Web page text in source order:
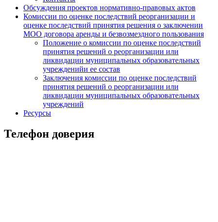
Обсуждения проектов нормативно-правовых актов
Комиссии по оценке последствий реорганизации и
оценке последствий принятия решения о заключении
МОО договора аренды и безвозмездного пользования
Положение о комиссии по оценке последствий
принятия решений о реорганизации или
ликвидации муниципальных образовательных
учрежденийи ее состав
Заключения комиссии по оценке последствий
принятия решений о реорганизации или
ликвидации муниципальных образовательных
учреждений
Ресурсы
Телефон доверия